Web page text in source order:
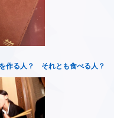
作る人？ それとも食べる人？